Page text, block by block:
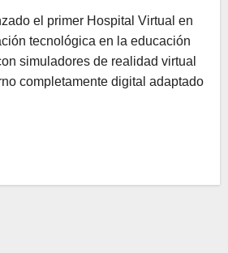
el primer Hospital Virtual en
tecnológica en la educación
simuladores de realidad virtual
completamente digital adaptado